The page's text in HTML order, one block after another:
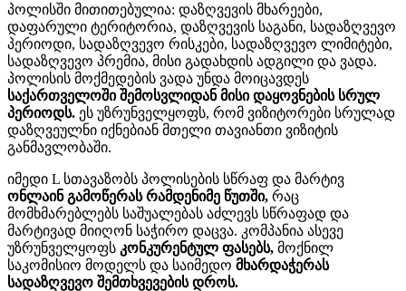
პოლისში მითითებულია: დაზღვევის მხარეები,
დაფარული ტერიტორია, დაზღვევის საგანი, სადაზღვევო
პერიოდი, სადაზღვევო რისკები, სადაზღვევო ლიმიტები,
სადაზღვევო პრემია, მისი გადახდის ადგილი და ვადა.
პოლისის მოქმედების ვადა უნდა მოიცავდეს
საქართველოშიშემოსვლიდანმისიდაყოვნების სრულ
პერიოდს. ეს უზრუნველყოფს, რომ ვიზიტორები სრულად
დაზღვეულნი იქნებიან მთელი თავიანთი ვიზიტის
განმავლობაში.
იმედი L სთავაზობს პოლისების სწრაფ და მარტივ
ონლაინგამოწერასრამდენიმე წუთში, რაც
მომხმარებლებს საშუალებას აძლევს სწრაფად და
მარტივად მიიღონ საჭირო დაცვა. კომპანია ასევე
უზრუნველყოფს კონკურენტულ ფასებს, მოქნილ
საკომისიო მოდელს და საიმედო მხარდაჭერას
სადაზღვევო შემთხვევებისდროს.